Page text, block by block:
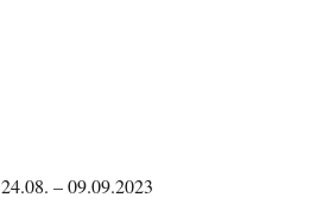
24.08. – 09.09.2023